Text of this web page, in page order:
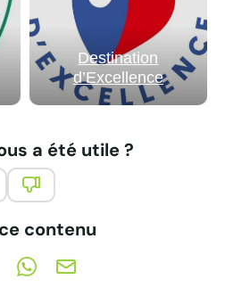
Destination
d’Excellence
a été utile ?
contenu
sur Facebook (nouvelle fenêtre)
sur X / Twitter (nouvelle
Partager sur WhatsApp
Partager par mail